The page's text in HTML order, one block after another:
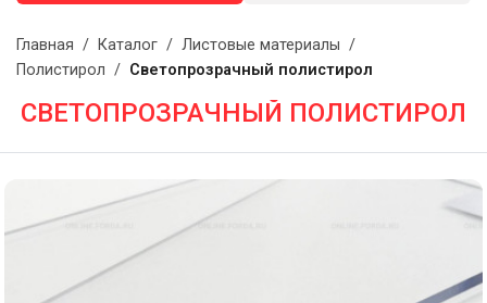
Главная / Каталог / Листовые материалы /
Полистирол / Светопрозрачный полистирол
СВЕТОПРОЗРАЧНЫЙ ПОЛИСТИРОЛ